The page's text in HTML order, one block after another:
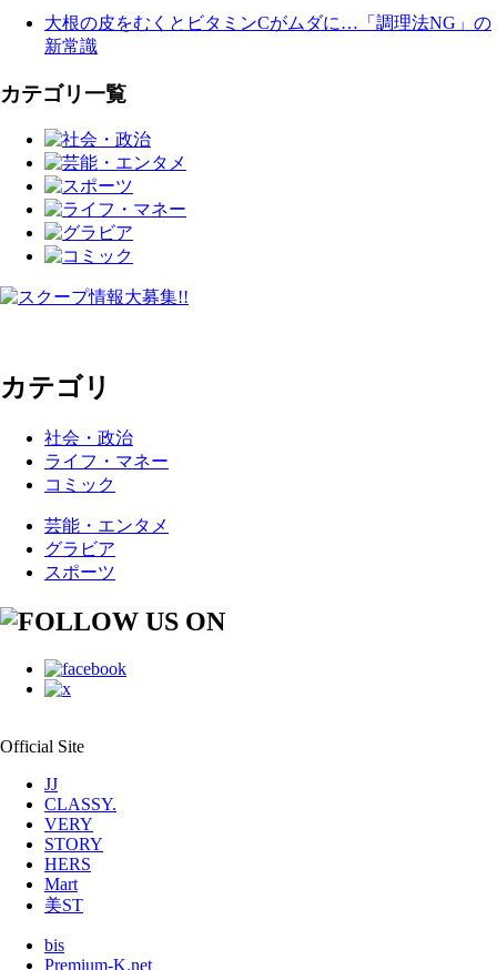
大根の皮をむくとビタミンCがムダに…「調理法NG」の
新常識
カテゴリ一覧
カテゴリ
社会・政治
ライフ・マネー
コミック
芸能・エンタメ
グラビア
スポーツ
Official Site
JJ
CLASSY.
VERY
STORY
HERS
Mart
美ST
bis
Premium-K.net